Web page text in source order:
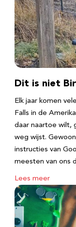
Dit is niet
Elk jaar komen
Falls in de
daar naartoe wilt,
weg wijst.
instructies van
meesten van ons
Lees meer